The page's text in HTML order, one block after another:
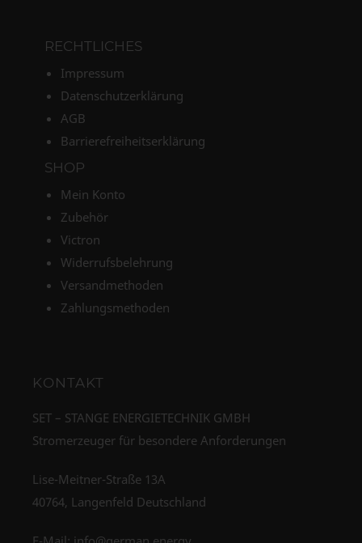
RECHTLICHES
Impressum
Datenschutzerklärung
AGB
Barrierefreiheitserklärung
SHOP
Mein Konto
Zubehör
Victron
Widerrufsbelehrung
Versandmethoden
Zahlungsmethoden
KONTAKT
SET – STANGE ENERGIETECHNIK GMBH
Stromerzeuger für besondere Anforderungen
Lise-Meitner-Straße 13A
40764, Langenfeld Deutschland